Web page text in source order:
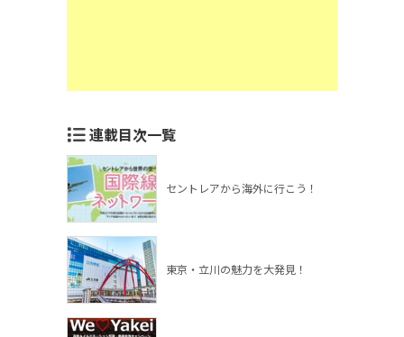
連載目次一覧
セントレアから海外に行こう！
東京・立川の魅力を大発見！